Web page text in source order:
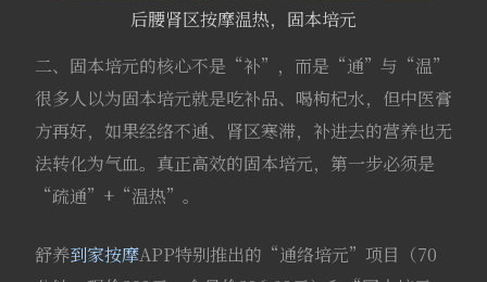
后腰肾区按摩温热，固本培元
二、固本培元的核心不是“补”，而是“通”与“温”
很多人以为固本培元就是吃补品、喝枸杞水，但中医膏
方再好，如果经络不通、肾区寒滞，补进去的营养也无
法转化为气血。真正高效的固本培元，第一步必须是
“疏通”+“温热”。
舒养到家按摩APP特别推出的“通络培元”项目（70